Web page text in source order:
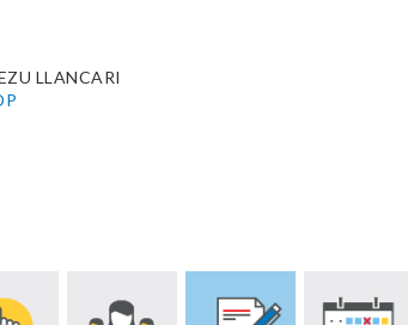
LLANCARI